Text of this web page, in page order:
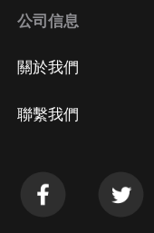
公司信息
關於我們
聯繫我們